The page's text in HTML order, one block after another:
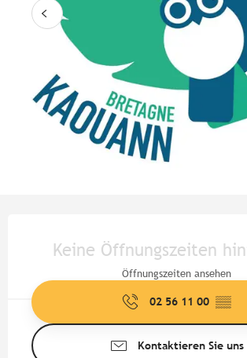
Keine Öffnungszeiten
Öffnungszeiten ansehen
02 56 11 00 ▒▒
Kontaktieren Sie uns